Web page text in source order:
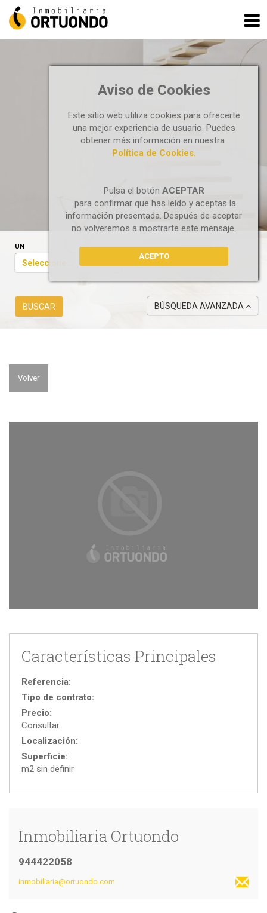
Aviso de Cookies
Este sitio web utiliza cookies para ofrecerte
una mejor experiencia de usuario. Puedes
obtener más información en nuestra
Política de Cookies.
Pulsa el botón ACEPTAR
para confirmar que has leído y aceptas la
información presentada. Después de aceptar
no volveremos a mostrarte este mensaje.
ACEPTO
LOCALES
UN
Seleccione...
BUSCAR BÚSQUEDA AVANZADA
Volver
Características Principales
Referencia:
Tipo de contrato:
Precio:
Consultar
Localización:
Superficie:
m2 sin definir
Inmobiliaria Ortuondo
944422058
inmobiliaria@ortuondo.com